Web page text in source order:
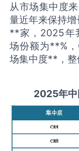
从市场集中度
量近年来保持
**家，2025年
场份额为**%
场集中度**，整
2025年